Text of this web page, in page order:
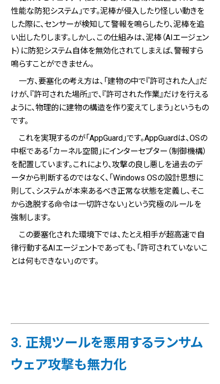
性能な防犯システム」です。泥棒が侵入したり怪しい動きを
した際に、センサーが検知して警報を鳴らしたり、泥棒を追
い出したりします。しかし、この仕組みは、泥棒（AIエージェン
ト）に防犯システム自体を無効化されてしまえば、警報すら
鳴らすことができません。
一方、要塞化の考え方は、「建物の中で『許可された人』だ
けが、『許可された場所』で、『許可された作業』だけを行える
ように、物理的に建物の構造を作り変えてしまう」というもの
です。
これを実現するのが「AppGuard」です。AppGuardは、OSの
中枢である「カーネル空間」にインターセプター（制御機構）
を配置しています。これにより、攻撃の良し悪しを過去のデ
ータから判断するのではなく、「Windows OSの設計思想に
則して、システムが本来あるべき正常な状態を定義し、そこ
から逸脱する命令は一切許さない」という究極のルールを
強制します。
この要塞化された環境下では、たとえ相手が超高速で自
律行動するAIエージェントであっても、「許可されていないこ
とは何もできない」のです。
3. 正規ツールを悪用するランサム
ウェア攻撃も無力化